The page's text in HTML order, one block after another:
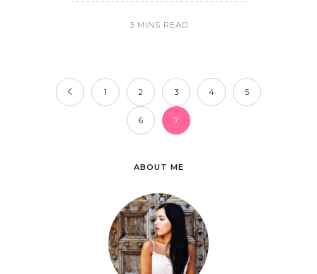
3 MINS READ
1 2 3 4 5
6 7
ABOUT ME